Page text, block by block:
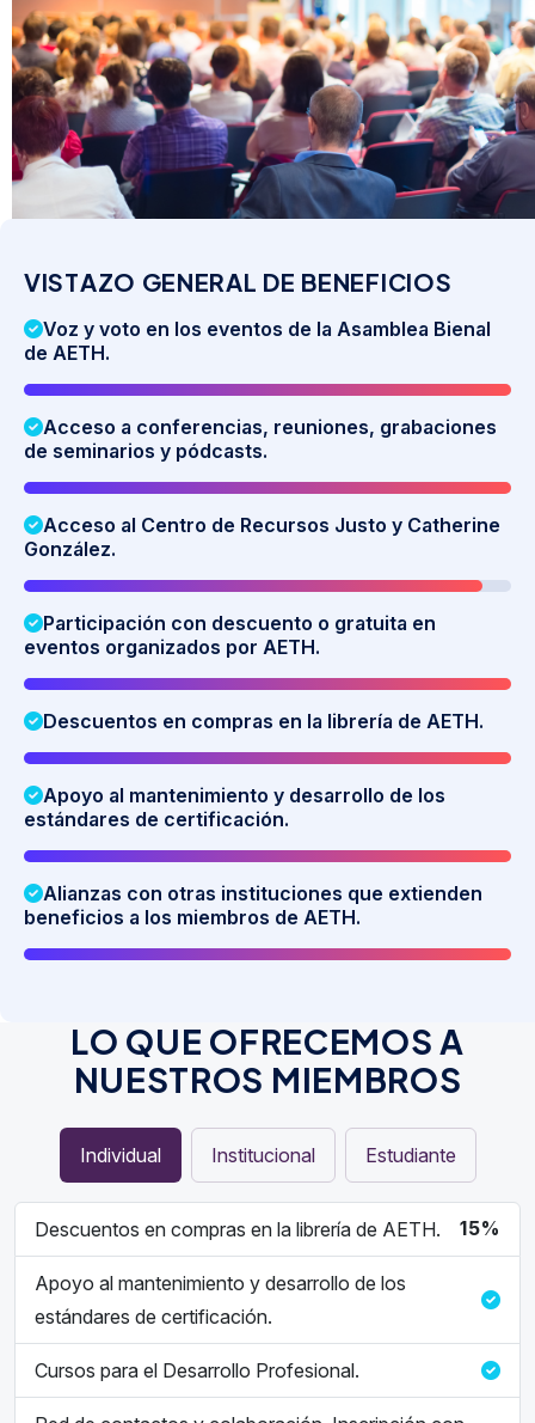
VISTAZO GENERAL DE BENEFICIOS
Voz y voto en los eventos de la Asamblea Bienal
de AETH.
Acceso a conferencias, reuniones, grabaciones
de seminarios y pódcasts.
Acceso al Centro de Recursos Justo y Catherine
González.
Participación con descuento o gratuita en
eventos organizados por AETH.
Descuentos en compras en la librería de AETH.
Apoyo al mantenimiento y desarrollo de los
estándares de certificación.
Alianzas con otras instituciones que extienden
beneficios a los miembros de AETH.
LO QUE OFRECEMOS A
NUESTROS MIEMBROS
Individual Institucional Estudiante
Descuentos en compras en la librería de AETH. 15%
Apoyo al mantenimiento y desarrollo de los
estándares de certificación.
Cursos para el Desarrollo Profesional.